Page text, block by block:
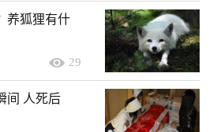
养狐狸有什
29
间 人死后